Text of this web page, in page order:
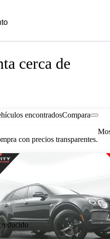
cerca de
encontradosCompara
con precios transparentes.